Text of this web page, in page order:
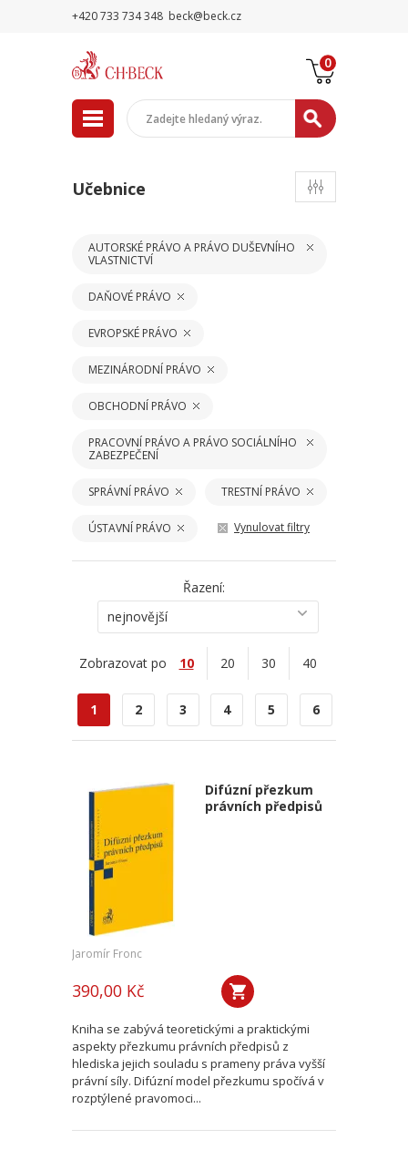
+420 733 734 348 beck@beck.cz
0
Učebnice
AUTORSKÉ PRÁVO A PRÁVO DUŠEVNÍHO
VLASTNICTVÍ
DAŇOVÉ PRÁVO
EVROPSKÉ PRÁVO
MEZINÁRODNÍ PRÁVO
OBCHODNÍ PRÁVO
PRACOVNÍ PRÁVO A PRÁVO SOCIÁLNÍHO
ZABEZPEČENÍ
SPRÁVNÍ PRÁVO TRESTNÍ PRÁVO
ÚSTAVNÍ PRÁVO Vynulovat filtry
Řazení:
nejnovější
Zobrazovat po 10 20 30 40
1 2 3 4 5 6
Difúzní přezkum
právních předpisů
Jaromír Fronc
390,00 Kč
Kniha se zabývá teoretickými a praktickými
aspekty přezkumu právních předpisů z
hlediska jejich souladu s prameny práva vyšší
právní síly. Difúzní model přezkumu spočívá v
rozptýlené pravomoci...